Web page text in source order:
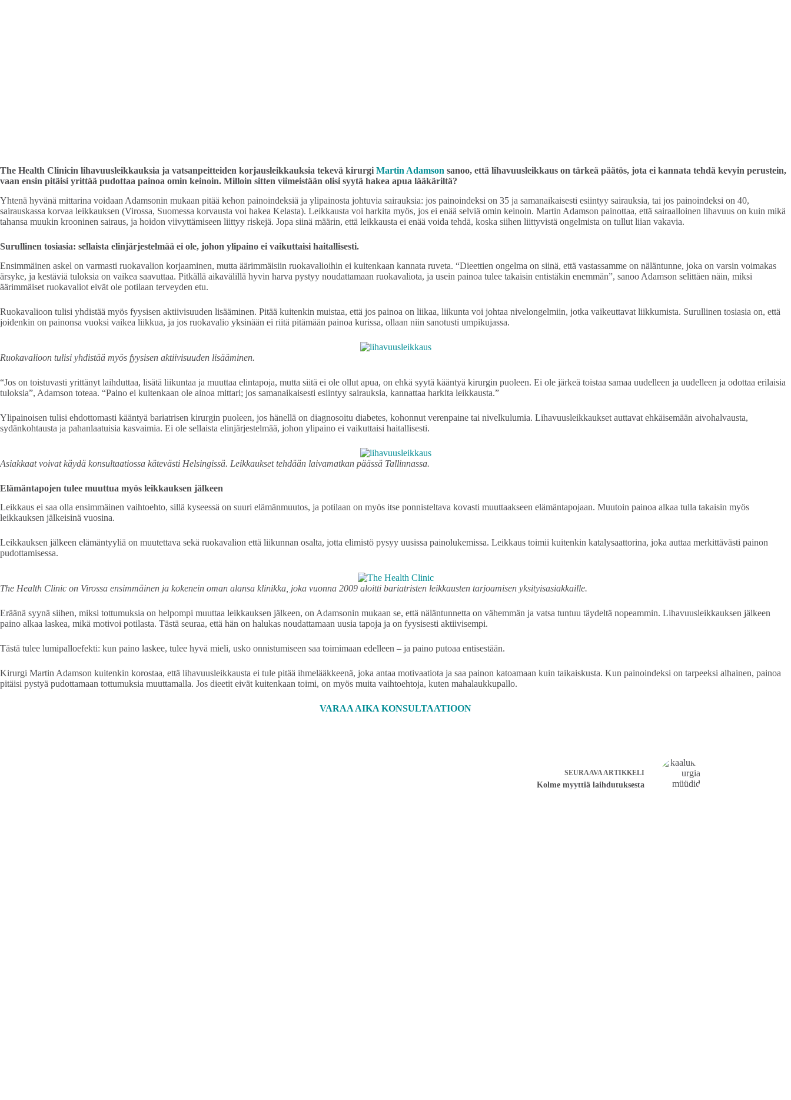
The Health Clinicin lihavuusleikkauksia ja vatsanpeitteiden korjausleikkauksia tekevä kirurgi Martin Adamson sanoo, että lihavuusleikkaus on tärkeä päätös, jota ei kannata tehdä kevyin perustein,
vaan ensin pitäisi yrittää pudottaa painoa omin keinoin. Milloin sitten viimeistään olisi syytä hakea apua lääkäriltä?
Yhtenä hyvänä mittarina voidaan Adamsonin mukaan pitää kehon painoindeksiä ja ylipainosta johtuvia sairauksia: jos painoindeksi on 35 ja samanaikaisesti esiintyy sairauksia, tai jos painoindeksi on 40,
sairauskassa korvaa leikkauksen (Virossa, Suomessa korvausta voi hakea Kelasta). Leikkausta voi harkita myös, jos ei enää selviä omin keinoin. Martin Adamson painottaa, että sairaalloinen lihavuus on kuin mikä
tahansa muukin krooninen sairaus, ja hoidon viivyttämiseen liittyy riskejä. Jopa siinä määrin, että leikkausta ei enää voida tehdä, koska siihen liittyvistä ongelmista on tullut liian vakavia.
Surullinen tosiasia: sellaista elinjärjestelmää ei ole, johon ylipaino ei vaikuttaisi haitallisesti.
Ensimmäinen askel on varmasti ruokavalion korjaaminen, mutta äärimmäisiin ruokavalioihin ei kuitenkaan kannata ruveta. “Dieettien ongelma on siinä, että vastassamme on näläntunne, joka on varsin voimakas
ärsyke, ja kestäviä tuloksia on vaikea saavuttaa. Pitkällä aikavälillä hyvin harva pystyy noudattamaan ruokavaliota, ja usein painoa tulee takaisin entistäkin enemmän”, sanoo Adamson selittäen näin, miksi
äärimmäiset ruokavaliot eivät ole potilaan terveyden etu.
Ruokavalioon tulisi yhdistää myös fyysisen aktiivisuuden lisääminen. Pitää kuitenkin muistaa, että jos painoa on liikaa, liikunta voi johtaa nivelongelmiin, jotka vaikeuttavat liikkumista. Surullinen tosiasia on, että
joidenkin on painonsa vuoksi vaikea liikkua, ja jos ruokavalio yksinään ei riitä pitämään painoa kurissa, ollaan niin sanotusti umpikujassa.
Ruokavalioon tulisi yhdistää myös fyysisen aktiivisuuden lisääminen.
“Jos on toistuvasti yrittänyt laihduttaa, lisätä liikuntaa ja muuttaa elintapoja, mutta siitä ei ole ollut apua, on ehkä syytä kääntyä kirurgin puoleen. Ei ole järkeä toistaa samaa uudelleen ja uudelleen ja odottaa erilaisia
tuloksia”, Adamson toteaa. “Paino ei kuitenkaan ole ainoa mittari; jos samanaikaisesti esiintyy sairauksia, kannattaa harkita leikkausta.”
Ylipainoisen tulisi ehdottomasti kääntyä bariatrisen kirurgin puoleen, jos hänellä on diagnosoitu diabetes, kohonnut verenpaine tai nivelkulumia. Lihavuusleikkaukset auttavat ehkäisemään aivohalvausta,
sydänkohtausta ja pahanlaatuisia kasvaimia. Ei ole sellaista elinjärjestelmää, johon ylipaino ei vaikuttaisi haitallisesti.
Asiakkaat voivat käydä konsultaatiossa kätevästi Helsingissä. Leikkaukset tehdään laivamatkan päässä Tallinnassa.
Elämäntapojen tulee muuttua myös leikkauksen jälkeen
Leikkaus ei saa olla ensimmäinen vaihtoehto, sillä kyseessä on suuri elämänmuutos, ja potilaan on myös itse ponnisteltava kovasti muuttaakseen elämäntapojaan. Muutoin painoa alkaa tulla takaisin myös
leikkauksen jälkeisinä vuosina.
Leikkauksen jälkeen elämäntyyliä on muutettava sekä ruokavalion että liikunnan osalta, jotta elimistö pysyy uusissa painolukemissa. Leikkaus toimii kuitenkin katalysaattorina, joka auttaa merkittävästi painon
pudottamisessa.
The Health Clinic on Virossa ensimmäinen ja kokenein oman alansa klinikka, joka vuonna 2009 aloitti bariatristen leikkausten tarjoamisen yksityisasiakkaille.
Eräänä syynä siihen, miksi tottumuksia on helpompi muuttaa leikkauksen jälkeen, on Adamsonin mukaan se, että näläntunnetta on vähemmän ja vatsa tuntuu täydeltä nopeammin. Lihavuusleikkauksen jälkeen
paino alkaa laskea, mikä motivoi potilasta. Tästä seuraa, että hän on halukas noudattamaan uusia tapoja ja on fyysisesti aktiivisempi.
Tästä tulee lumipalloefekti: kun paino laskee, tulee hyvä mieli, usko onnistumiseen saa toimimaan edelleen – ja paino putoaa entisestään.
Kirurgi Martin Adamson kuitenkin korostaa, että lihavuusleikkausta ei tule pitää ihmelääkkeenä, joka antaa motivaatiota ja saa painon katoamaan kuin taikaiskusta. Kun painoindeksi on tarpeeksi alhainen, painoa
pitäisi pystyä pudottamaan tottumuksia muuttamalla. Jos dieetit eivät kuitenkaan toimi, on myös muita vaihtoehtoja, kuten mahalaukkupallo.
VARAA AIKA KONSULTAATIOON
SEURAAVAARTIKKELI
Kolme myyttiä laihdutuksesta